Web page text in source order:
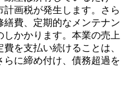
画税が発生します。さら
費、定期的なメンテナン
かかります。本業の売上
を支払い続けることは、
に締め付け、債務超過を